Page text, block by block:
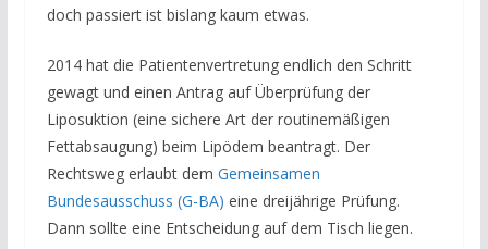
doch passiert ist bislang kaum etwas.
2014 hat die Patientenvertretung endlich den Schritt
gewagt und einen Antrag auf Überprüfung der
Liposuktion (eine sichere Art der routinemäßigen
Fettabsaugung) beim Lipödem beantragt. Der
Rechtsweg erlaubt dem Gemeinsamen
Bundesausschuss (G-BA) eine dreijährige Prüfung.
Dann sollte eine Entscheidung auf dem Tisch liegen.